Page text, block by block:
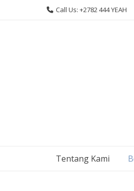
Call Us: +2782 444 YEAH
Tentang Kami